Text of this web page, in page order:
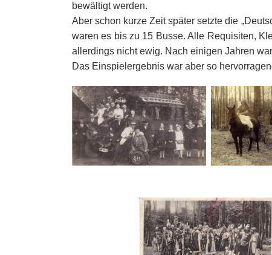
bewältigt werden.
Aber schon kurze Zeit später setzte die
waren es bis zu 15 Busse. Alle Requisiten,
allerdings nicht ewig. Nach einigen Jahren
Das Einspielergebnis war aber so